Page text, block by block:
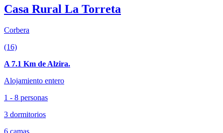
Casa Rural La Torreta
Corbera
(16)
A 7.1 Km de Alzira.
Alojamiento entero
1 - 8 personas
3 dormitorios
6 camas